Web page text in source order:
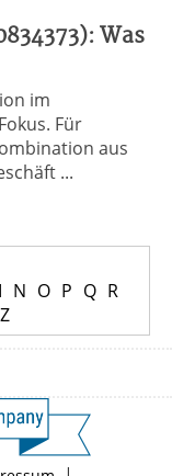
Was
im
Für
aus
...
N O P Q R
Z